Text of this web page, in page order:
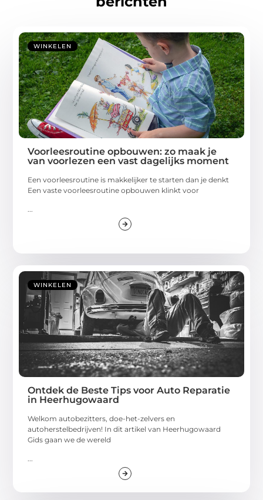
WINKELEN
Voorleesroutine opbouwen: zo maak je
van voorlezen een vast dagelijks moment
Een voorleesroutine is makkelijker te starten dan je denkt
Een vaste voorleesroutine opbouwen klinkt voor
...
WINKELEN
Ontdek de Beste Tips voor Auto Reparatie
in Heerhugowaard
Welkom autobezitters, doe-het-zelvers en
autoherstelbedrijven! In dit artikel van Heerhugowaard
Gids gaan we de wereld
...